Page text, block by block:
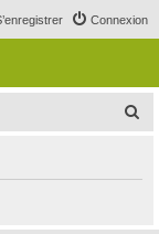
Connexion